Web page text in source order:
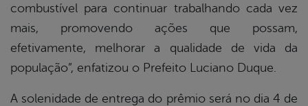
combustível para continuar trabalhando cada vez
mais, promovendo ações que possam,
efetivamente, melhorar a qualidade de vida da
população”, enfatizou o Prefeito Luciano Duque.
A solenidade de entrega do prêmio será no dia 4 de